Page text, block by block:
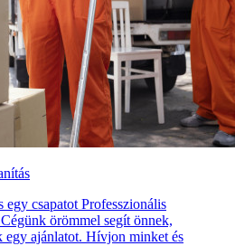
csapatot Professzionális
örömmel segít önnek,
egy ajánlatot. Hívjon minket és